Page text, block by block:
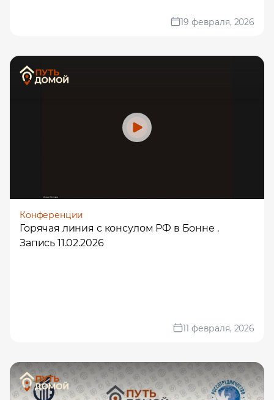
19 февраля, 2026
Конференции
Горячая линия с консулом РФ в Бонне .
Запись 11.02.2026
11 февраля, 2026